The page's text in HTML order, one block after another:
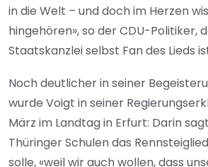
in die Welt – und doch im Herzen
hingehören», so der CDU-Politiker,
Staatskanzlei selbst Fan des Lieds
Noch deutlicher in seiner
wurde Voigt in seiner
März im Landtag in Erfurt: Darin
Thüringer Schulen das
solle, «weil wir auch wollen, dass